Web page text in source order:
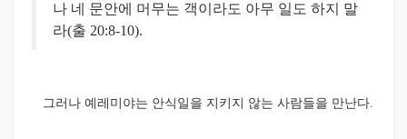
나 네 문안에 머무는 객이라도 아무 일도 하지 말
라(출 20:8-10).
그러나 예레미야는 안식일을 지키지 않는 사람들을 만난다.